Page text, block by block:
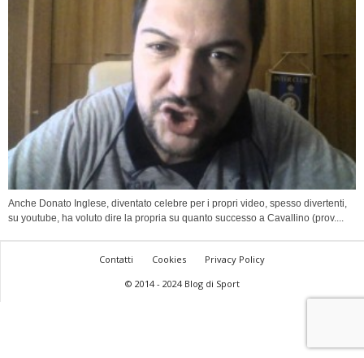
Anche Donato Inglese, diventato celebre per i propri video, spesso divertenti,
su youtube, ha voluto dire la propria su quanto successo a Cavallino (prov....
Contatti Cookies
Privacy Policy
© 2014 - 2024 Blog di Sport